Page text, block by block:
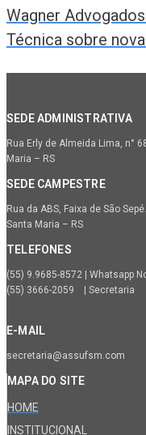
Wagner
Técnica sobre
SEDE ADMINISTRATIVA
Rua Erly de Almeida Lima, n°
Maria – RS
SEDE CAMPESTRE
Rua da ABS, Faixa de São Sepé.
Santa Maria – RS
TELEFONES
(55) 9.9685-8572 | Whatsapp
(55) 3666-2059 | Secretaria
E-MAIL
secretaria@assufsm.com
MAPA DO SITE
HOME
INSTITUCIONAL